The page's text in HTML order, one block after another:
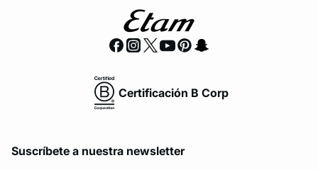
Certificación B Corp
Suscríbete a nuestra newsletter